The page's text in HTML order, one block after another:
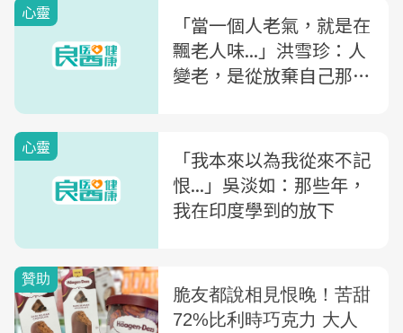
心靈
「當一個人老氣，就是在
飄老人味...」洪雪珍：人
變老，是從放棄自己那一
心靈
「我本來以為我從來不記
恨...」吳淡如：那些年，
我在印度學到的放下